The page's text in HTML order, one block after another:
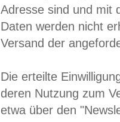
Adresse sind und mit
Daten werden nicht
Versand der
Die erteilte
deren Nutzung zum
etwa über den